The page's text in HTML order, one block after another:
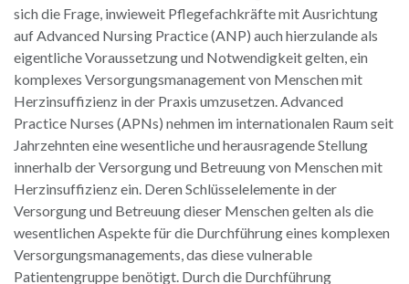
sich die Frage, inwieweit Pflegefachkräfte mit Ausrichtung
auf Advanced Nursing Practice (ANP) auch hierzulande als
eigentliche Voraussetzung und Notwendigkeit gelten, ein
komplexes Versorgungsmanagement von Menschen mit
Herzinsuffizienz in der Praxis umzusetzen. Advanced
Practice Nurses (APNs) nehmen im internationalen Raum seit
Jahrzehnten eine wesentliche und herausragende Stellung
innerhalb der Versorgung und Betreuung von Menschen mit
Herzinsuffizienz ein. Deren Schlüsselelemente in der
Versorgung und Betreuung dieser Menschen gelten als die
wesentlichen Aspekte für die Durchführung eines komplexen
Versorgungsmanagements, das diese vulnerable
Patientengruppe benötigt. Durch die Durchführung